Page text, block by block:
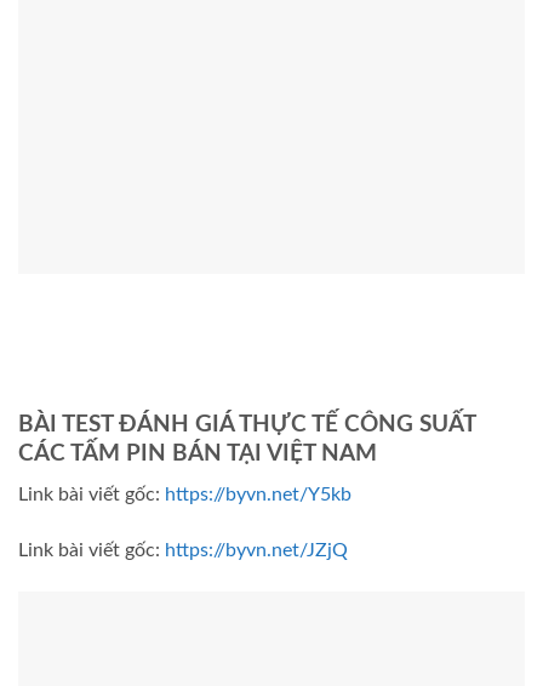
BÀI TEST ĐÁNH GIÁ THỰC TẾ CÔNG SUẤT
CÁC TẤM PIN BÁN TẠI VIỆT NAM
Link bài viết gốc: https://byvn.net/Y5kb
Link bài viết gốc: https://byvn.net/JZjQ